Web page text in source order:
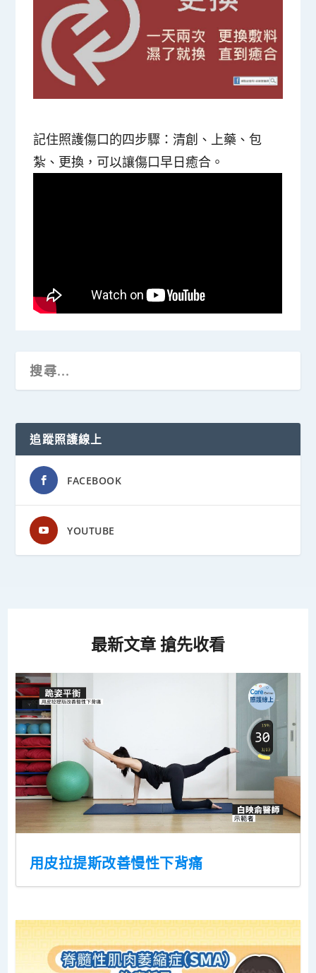
記住照護傷口的四步驟：清創、上藥、包
紮、更換，可以讓傷口早日癒合。
追蹤照護線上
FACEBOOK
YOUTUBE
最新文章 搶先收看
用皮拉提斯改善慢性下背痛